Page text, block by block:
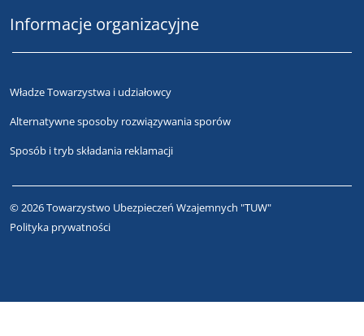
Informacje organizacyjne
Władze Towarzystwa i udziałowcy
Alternatywne sposoby rozwiązywania sporów
Sposób i tryb składania reklamacji
© 2026 Towarzystwo Ubezpieczeń Wzajemnych "TUW"
Polityka prywatności